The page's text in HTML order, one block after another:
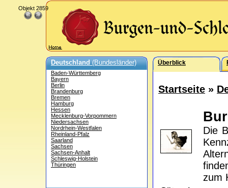
Deutschland(Bundesländer)
Baden-Württemberg
Bayern
Berlin
Brandenburg
Bremen
Hamburg
Hessen
Mecklenburg-Vorpommern
Niedersachsen
Nordrhein-Westfalen
Rheinland-Pfalz
Saarland
Sachsen
Sachsen-Anhalt
Schleswig-Holstein
Thüringen
Überblick
Startseite »
Die
zum
Objekt 2859